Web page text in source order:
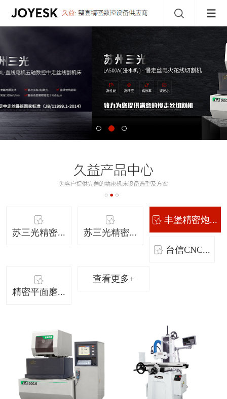
苏三光精密... 苏三光精密...
丰堡精密炮...
台信CNC...
精密平面磨...
查看更多+